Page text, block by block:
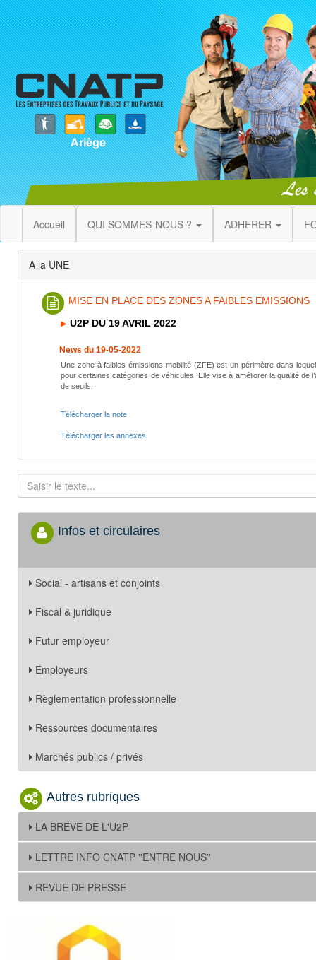
Accueil QUI SOMMES-NOUS ? ADHERER
A la UNE
MISE EN PLACE DES ZONES A FAIBLES EMISSIONS
U2P DU 19 AVRIL 2022
News du 19-05-2022
Une zone à faibles émissions mobilité (ZFE) est un périmètre dans
pour certaines catégories de véhicules. Elle vise à améliorer la qualité
de seuils.
Télécharger la note
Télécharger les annexes
Infos et circulaires
Social - artisans et conjoints
Fiscal & juridique
Futur employeur
Employeurs
Règlementation professionnelle
Ressources documentaires
Marchés publics / privés
Autres rubriques
LA BREVE DE L'U2P
LETTRE INFO CNATP ''ENTRE NOUS''
REVUE DE PRESSE